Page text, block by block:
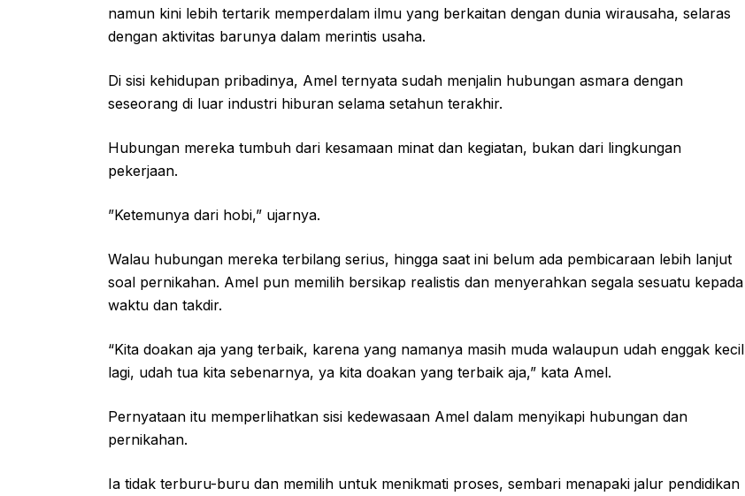
namun kini lebih tertarik memperdalam ilmu yang berkaitan dengan dunia wirausaha, selaras
dengan aktivitas barunya dalam merintis usaha.
Di sisi kehidupan pribadinya, Amel ternyata sudah menjalin hubungan asmara dengan
seseorang di luar industri hiburan selama setahun terakhir.
Hubungan mereka tumbuh dari kesamaan minat dan kegiatan, bukan dari lingkungan
pekerjaan.
”Ketemunya dari hobi,” ujarnya.
Walau hubungan mereka terbilang serius, hingga saat ini belum ada pembicaraan lebih lanjut
soal pernikahan. Amel pun memilih bersikap realistis dan menyerahkan segala sesuatu kepada
waktu dan takdir.
“Kita doakan aja yang terbaik, karena yang namanya masih muda walaupun udah enggak kecil
lagi, udah tua kita sebenarnya, ya kita doakan yang terbaik aja,” kata Amel.
Pernyataan itu memperlihatkan sisi kedewasaan Amel dalam menyikapi hubungan dan
pernikahan.
Ia tidak terburu-buru dan memilih untuk menikmati proses, sembari menapaki jalur pendidikan